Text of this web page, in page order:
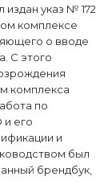
указ № 172
комплексе
о вводе
С этого
комплекса
по
и его
и
был
брендбук,